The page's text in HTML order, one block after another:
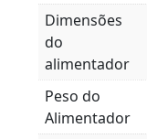
Dimensões
do
alimentador
Peso do
Alimentador